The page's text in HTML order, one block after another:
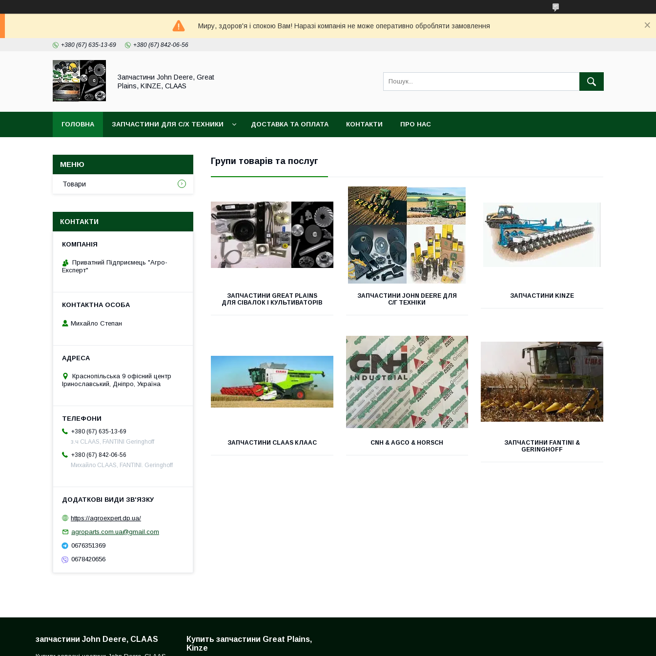
Миру, здоров'я і спокою Вам! Наразі компанія не може оперативно обробляти замовлення
+380 (67) 635-13-69 +380 (67) 842-06-56
Запчастини John Deere, Great
Plains, KINZE, CLAAS
ГОЛОВНА ЗАПЧАСТИНИ ДЛЯ С/Х ТЕХНИКИ ДОСТАВКА ТА ОПЛАТА КОНТАКТИ ПРО НАС
Групи товарів та послуг
ЗАПЧАСТИНИ GREAT PLAINS
ДЛЯ СІВАЛОК І КУЛЬТИВАТОРІВ
ЗАПЧАСТИНИ JOHN DEERE ДЛЯ
С/Г ТЕХНІКИ
ЗАПЧАСТИНИ KINZE
ЗАПЧАСТИНИ CLAAS КЛААС CNH & AGCO & HORSCH
ЗАПЧАСТИНИ FANTINI &
GERINGHOFF
Товари
КОНТАКТИ
Приватний Підприємець "Агро-
Експерт"
Михайло Степан
Краснопільська 9 офісний центр
Іринославський, Дніпро, Україна
+380 (67) 635-13-69
з.ч CLAAS, FANTINI Geringhoff
+380 (67) 842-06-56
Михайло CLAAS, FANTINI. Geringhoff
https://agroexpert.dp.ua/
agroparts.com.ua@gmail.com
0676351369
0678420656
запчастини John Deere, CLAAS
Купить запчастини Great Plains,
Kinze